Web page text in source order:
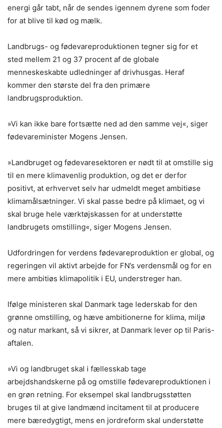
energi går tabt, når de sendes igennem dyrene som foder
for at blive til kød og mælk.
Landbrugs- og fødevareproduktionen tegner sig for et
sted mellem 21 og 37 procent af de globale
menneskeskabte udledninger af drivhusgas. Heraf
kommer den største del fra den primære
landbrugsproduktion.
»Vi kan ikke bare fortsætte ned ad den samme vej«, siger
fødevareminister Mogens Jensen.
»Landbruget og fødevaresektoren er nødt til at omstille sig
til en mere klimavenlig produktion, og det er derfor
positivt, at erhvervet selv har udmeldt meget ambitiøse
klimamålsætninger. Vi skal passe bedre på klimaet, og vi
skal bruge hele værktøjskassen for at understøtte
landbrugets omstilling«, siger Mogens Jensen.
Udfordringen for verdens fødevareproduktion er global, og
regeringen vil aktivt arbejde for FN’s verdensmål og for en
mere ambitiøs klimapolitik i EU, understreger han.
Ifølge ministeren skal Danmark tage lederskab for den
grønne omstilling, og hæve ambitionerne for klima, miljø
og natur markant, så vi sikrer, at Danmark lever op til Paris-
aftalen.
»Vi og landbruget skal i fællesskab tage
arbejdshandskerne på og omstille fødevareproduktionen i
en grøn retning. For eksempel skal landbrugsstøtten
bruges til at give landmænd incitament til at producere
mere bæredygtigt, mens en jordreform skal understøtte